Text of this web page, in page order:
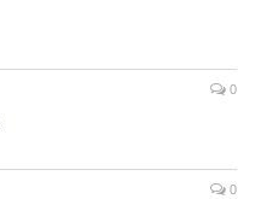
0
0